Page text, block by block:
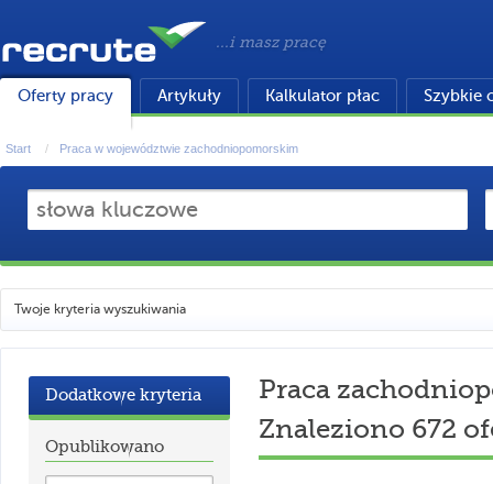
...i masz pracę
Oferty pracy Artykuły Kalkulator płac Szybkie
Start Praca w województwie zachodniopomorskim
Twoje kryteria wyszukiwania
Dodatkowe kryteria
Opublikowano
Praca
Znaleziono 672